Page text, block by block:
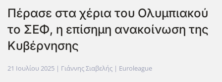
Πέρασε στα χέρια του Ολυμπιακού
το ΣΕΦ, η επίσημη ανακοίνωση της
Κυβέρνησης
21 Ιουλίου 2025 | Γιάννης Σιαβελής | Euroleague